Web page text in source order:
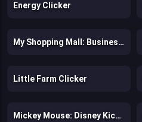
Energy Clicker
My Shopping Mall: Business Clicker
Little Farm Clicker
Mickey Mouse: Disney Kickoff